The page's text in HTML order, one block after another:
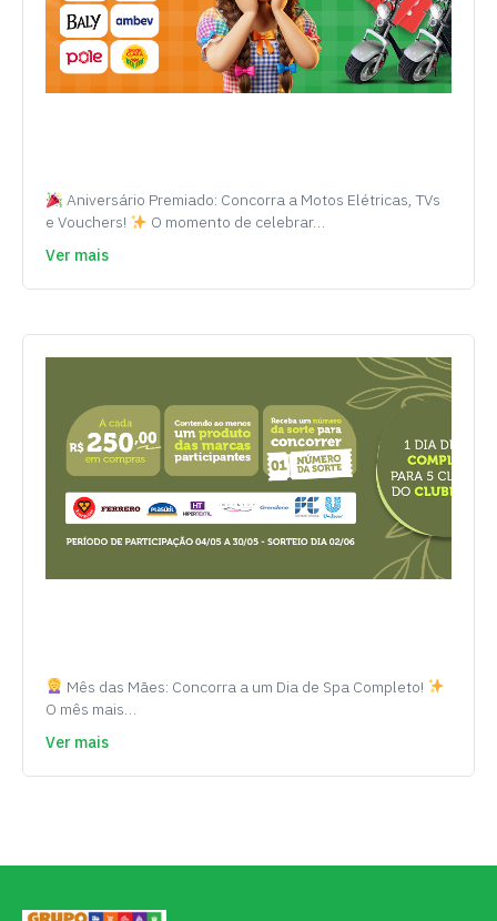
Aniversário Premiado: Concorra a Motos Elétricas, TVs
e Vouchers!
O momento de celebrar…
Ver mais
Mês das Mães: Concorra a um Dia de Spa Completo!
O mês mais…
Ver mais